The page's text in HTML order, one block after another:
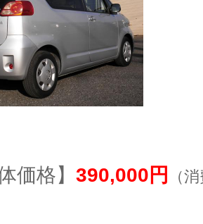
価格】 390,000円 （